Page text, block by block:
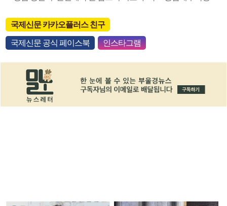
국제신문 카카오플러스 친구
국제신문 공식 페이스북 인스타그램